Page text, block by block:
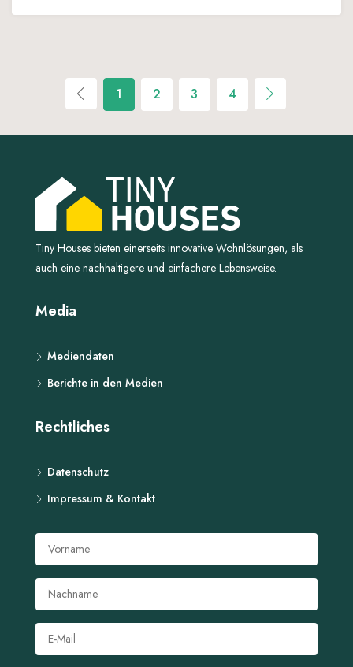
1 2 3 4
Tiny Houses bieten einerseits innovative Wohnlösungen, als
auch eine nachhaltigere und einfachere Lebensweise.
Media
Mediendaten
Berichte in den Medien
Rechtliches
Datenschutz
Impressum & Kontakt